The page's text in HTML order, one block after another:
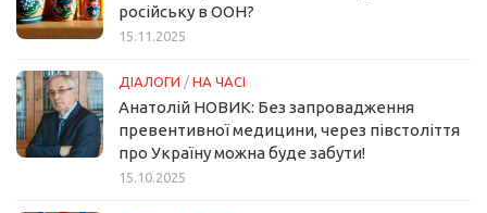
російську в ООН?
15.11.2025
ДІАЛОГИ / НА ЧАСІ
Анатолій НОВИК: Без запровадження
превентивної медицини, через півстоліття
про Україну можна буде забути!
15.10.2025